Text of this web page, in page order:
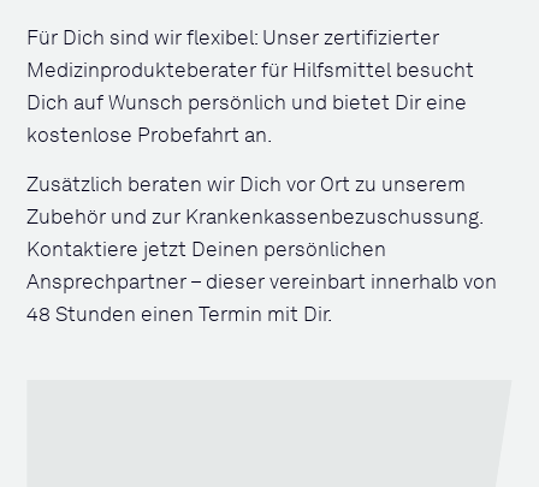
Für Dich sind wir flexibel: Unser zertifizierter
Medizinprodukteberater für Hilfsmittel besucht
Dich auf Wunsch persönlich und bietet Dir eine
kostenlose Probefahrt an.
Zusätzlich beraten wir Dich vor Ort zu unserem
Zubehör und zur Krankenkassenbezuschussung.
Kontaktiere jetzt Deinen persönlichen
Ansprechpartner – dieser vereinbart innerhalb von
48 Stunden einen Termin mit Dir.